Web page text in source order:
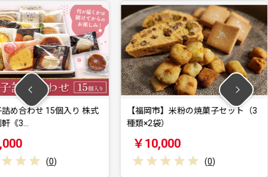
入り 株式
【福岡市】米粉の焼菓子セット（3
(0)
抹茶バウ